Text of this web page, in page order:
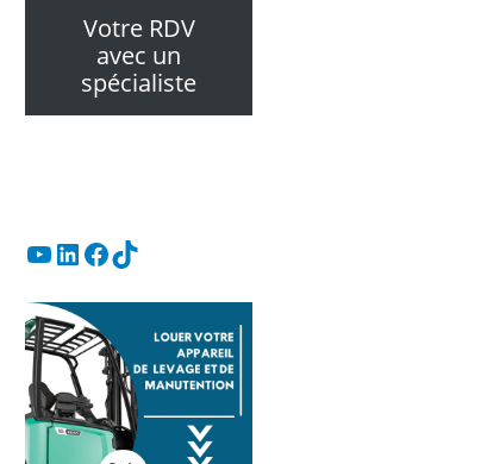
Votre RDV
avec un
spécialiste
YouTube
LinkedIn
Facebook
TikTok